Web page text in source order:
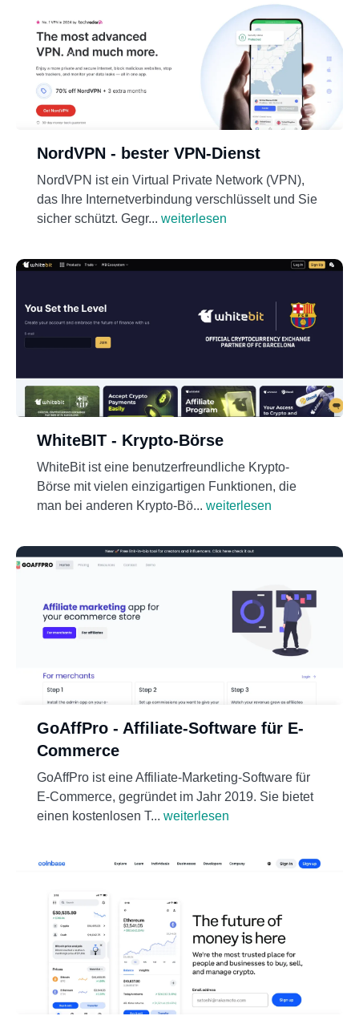
NordVPN - bester VPN-Dienst
NordVPN ist ein Virtual Private Network (VPN),
das Ihre Internetverbindung verschlüsselt und Sie
sicher schützt. Gegr... weiterlesen
WhiteBIT - Krypto-Börse
WhiteBit ist eine benutzerfreundliche Krypto-
Börse mit vielen einzigartigen Funktionen, die
man bei anderen Krypto-Bö... weiterlesen
GoAffPro - Affiliate-Software für E-
Commerce
GoAffPro ist eine Affiliate-Marketing-Software für
E-Commerce, gegründet im Jahr 2019. Sie bietet
einen kostenlosen T... weiterlesen